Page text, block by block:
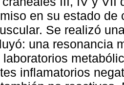
en su estado
Se realizó
una resonancia
laboratorios
inflamatorios